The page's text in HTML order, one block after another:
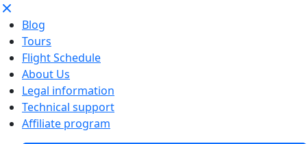
Blog
Tours
Flight Schedule
About Us
Legal information
Technical support
Affiliate program